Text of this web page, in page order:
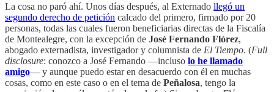
La cosa no paró ahí. Unos días después, al Externado llegó un
segundo derecho de petición calcado del primero, firmado por 20
personas, todas las cuales fueron beneficiarias directas de la Fiscalía
de Montealegre, con la excepción de José Fernando Flórez,
abogado externadista, investigador y columnista de El Tiempo. (Full
disclosure: conozco a José Fernando —incluso lo he llamado
amigo— y aunque puedo estar en desacuerdo con él en muchas
cosas, como en este caso o en el tema de Peñalosa, tengo la